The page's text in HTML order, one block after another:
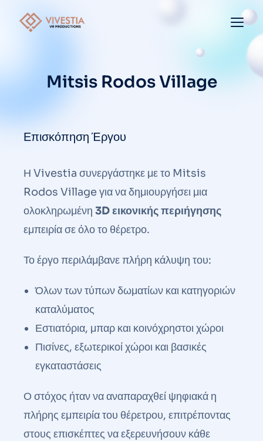
Mitsis Rodos Village
Επισκόπηση Έργου
Η Vivestia συνεργάστηκε με το Mitsis
Rodos Village για να δημιουργήσει μια
ολοκληρωμένη 3D εικονικής περιήγησης
εμπειρία σε όλο το θέρετρο.
Το έργο περιλάμβανε πλήρη κάλυψη του:
Όλων των τύπων δωματίων και κατηγοριών
καταλύματος
Εστιατόρια, μπαρ και κοινόχρηστοι χώροι
Πισίνες, εξωτερικοί χώροι και βασικές
εγκαταστάσεις
Ο στόχος ήταν να αναπαραχθεί ψηφιακά η
πλήρης εμπειρία του θέρετρου, επιτρέποντας
στους επισκέπτες να εξερευνήσουν κάθε